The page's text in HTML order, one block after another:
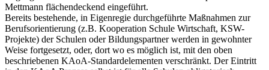
Mettmann flächendeckend eingeführt.
Bereits bestehende, in Eigenregie durchgeführte Maßnahmen zur
Berufsorientierung (z.B. Kooperation Schule Wirtschaft, KSW-
Projekte) der Schulen oder Bildungspartner werden in gewohnter
Weise fortgesetzt, oder, dort wo es möglich ist, mit den oben
beschriebenen KAoA-Standardelementen verschränkt. Der Eintritt